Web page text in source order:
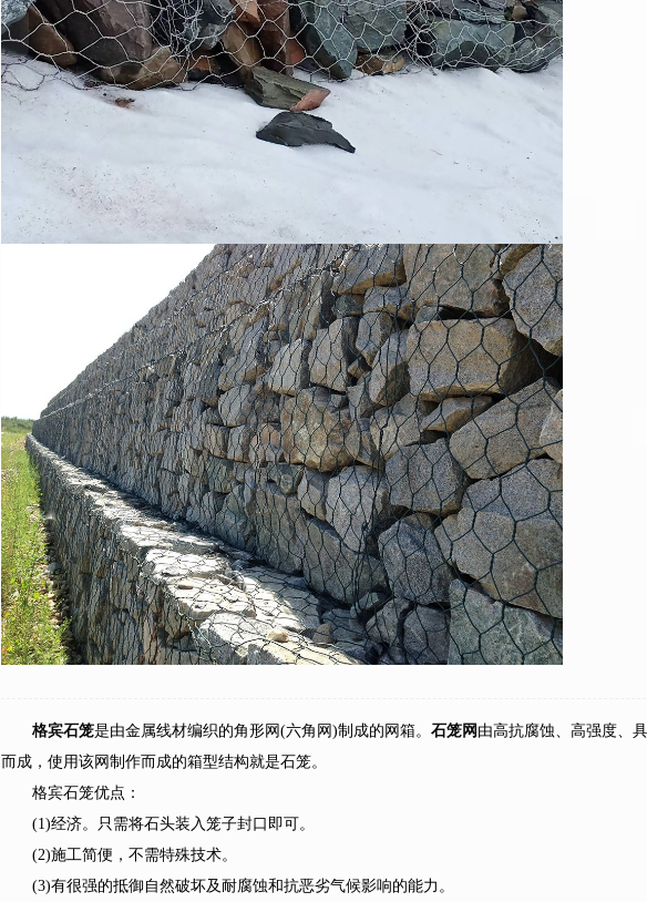
格宾石笼是由金属线材编织的角形网(六角网)制成的网箱。 石笼网 由高抗腐蚀、高强度、
而成，使用该网制作而成的箱型结构就是石笼。
格宾石笼优点：
(1)经济。只需将石头装入笼子封口即可。
(2)施工简便，不需特殊技术。
(3)有很强的抵御自然破坏及耐腐蚀和抗恶劣气候影响的能力。